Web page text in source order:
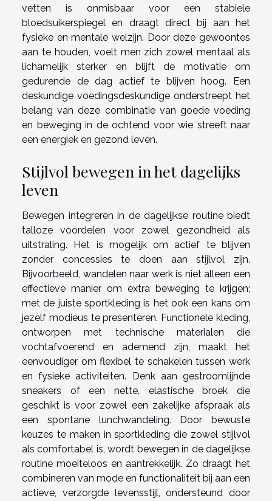
vetten is onmisbaar voor een stabiele
bloedsuikerspiegel en draagt direct bij aan het
fysieke en mentale welzijn. Door deze gewoontes
aan te houden, voelt men zich zowel mentaal als
lichamelijk sterker en blijft de motivatie om
gedurende de dag actief te blijven hoog. Een
deskundige voedingsdeskundige onderstreept het
belang van deze combinatie van goede voeding
en beweging in de ochtend voor wie streeft naar
een energiek en gezond leven.
Stijlvol bewegen in het dagelijks
leven
Bewegen integreren in de dagelijkse routine biedt
talloze voordelen voor zowel gezondheid als
uitstraling. Het is mogelijk om actief te blijven
zonder concessies te doen aan stijlvol zijn.
Bijvoorbeeld, wandelen naar werk is niet alleen een
effectieve manier om extra beweging te krijgen;
met de juiste sportkleding is het ook een kans om
jezelf modieus te presenteren. Functionele kleding,
ontworpen met technische materialen die
vochtafvoerend en ademend zijn, maakt het
eenvoudiger om flexibel te schakelen tussen werk
en fysieke activiteiten. Denk aan gestroomlijnde
sneakers of een nette, elastische broek die
geschikt is voor zowel een zakelijke afspraak als
een spontane lunchwandeling. Door bewuste
keuzes te maken in sportkleding die zowel stijlvol
als comfortabel is, wordt bewegen in de dagelijkse
routine moeiteloos en aantrekkelijk. Zo draagt het
combineren van mode en functionaliteit bij aan een
actieve, verzorgde levensstijl, ondersteund door